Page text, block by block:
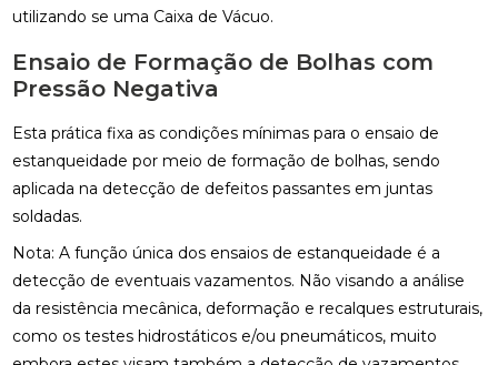
utilizando se uma Caixa de Vácuo.
Ensaio de Formação de Bolhas com
Pressão Negativa
Esta prática fixa as condições mínimas para o ensaio de
estanqueidade por meio de formação de bolhas, sendo
aplicada na detecção de defeitos passantes em juntas
soldadas.
Nota: A função única dos ensaios de estanqueidade é a
detecção de eventuais vazamentos. Não visando a análise
da resistência mecânica, deformação e recalques estruturais,
como os testes hidrostáticos e/ou pneumáticos, muito